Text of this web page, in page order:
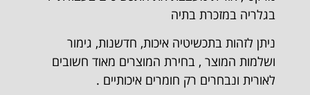
בגלריה במזכרת בתיה
ניתן לזהות בתכשיטיה איכות, חדשנות, גימור
ושלמות המוצר , בחירת המוצרים מאוד חשובים
לאורית ונבחרים רק חומרים איכותיים .